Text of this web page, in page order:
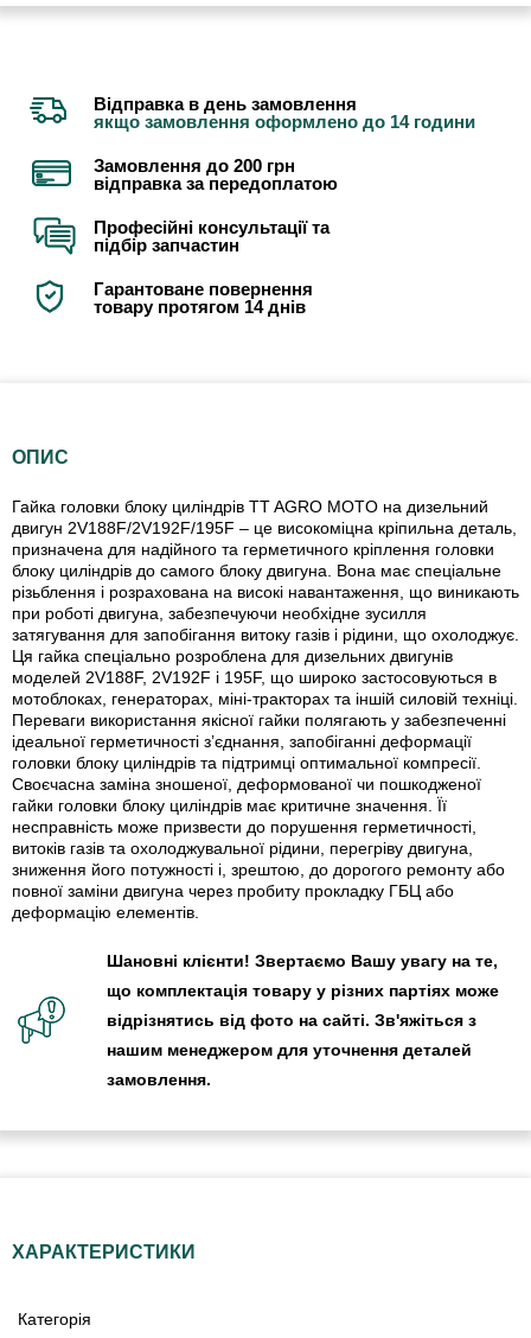
Відправка в день замовлення
якщо замовлення оформлено до 14 години
Замовлення до 200 грн
відправка за передоплатою
Професійні консультації та
підбір запчастин
Гарантоване повернення
товару протягом 14 днів
ОПИС
Гайка головки блоку циліндрів TT AGRO MOTO на дизельний
двигун 2V188F/2V192F/195F – це високоміцна кріпильна деталь,
призначена для надійного та герметичного кріплення головки
блоку циліндрів до самого блоку двигуна. Вона має спеціальне
різьблення і розрахована на високі навантаження, що виникають
при роботі двигуна, забезпечуючи необхідне зусилля
затягування для запобігання витоку газів і рідини, що охолоджує.
Ця гайка спеціально розроблена для дизельних двигунів
моделей 2V188F, 2V192F і 195F, що широко застосовуються в
мотоблоках, генераторах, міні-тракторах та іншій силовій техніці.
Переваги використання якісної гайки полягають у забезпеченні
ідеальної герметичності з’єднання, запобіганні деформації
головки блоку циліндрів та підтримці оптимальної компресії.
Своєчасна заміна зношеної, деформованої чи пошкодженої
гайки головки блоку циліндрів має критичне значення. Її
несправність може призвести до порушення герметичності,
витоків газів та охолоджувальної рідини, перегріву двигуна,
зниження його потужності і, зрештою, до дорогого ремонту або
повної заміни двигуна через пробиту прокладку ГБЦ або
деформацію елементів.
Шановні клієнти! Звертаємо Вашу увагу на те,
що комплектація товару у різних партіях може
відрізнятись від фото на сайті. Зв'яжіться з
нашим менеджером для уточнення деталей
замовлення.
ХАРАКТЕРИСТИКИ
Категорія